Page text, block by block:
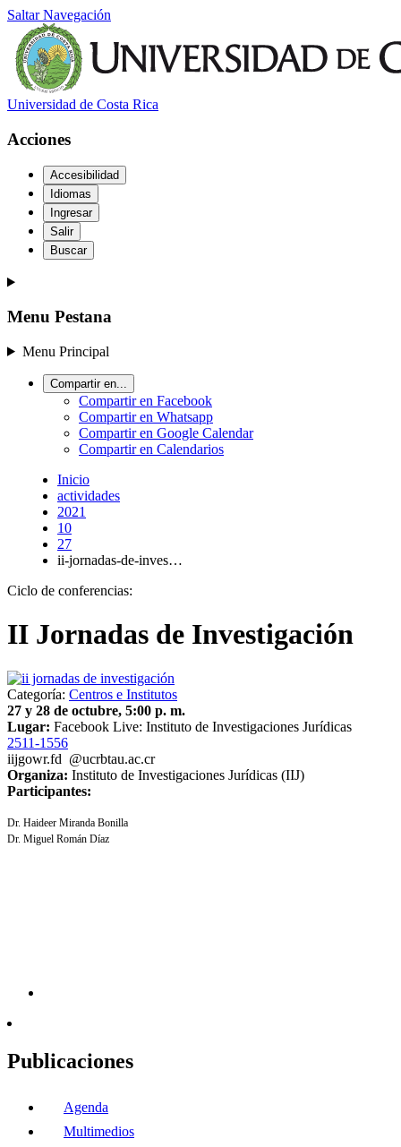
Saltar Navegación
Universidad de Costa Rica
Acciones
Accesibilidad
Idiomas
Ingresar
Salir
Buscar
Menu Pestana
Menu Principal
Compartir en...
Compartir en Facebook
Compartir en Whatsapp
Compartir en Google Calendar
Compartir en Calendarios
Inicio
actividades
2021
10
27
ii-jornadas-de-inves…
Ciclo de conferencias:
II Jornadas de Investigación
Categoría: Centros e Institutos
27 y 28 de octubre, 5:00 p. m.
Lugar: Facebook Live: Instituto de Investigaciones Jurídicas
2511-1556
iijgowr.fd @ucrbtau.ac.cr
Organiza: Instituto de Investigaciones Jurídicas (IIJ)
Participantes:
Dr. Haideer Miranda Bonilla
Dr. Miguel Román Díaz
Publicaciones
Agenda
Multimedios